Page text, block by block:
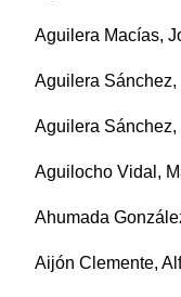
Aguilera Macías,
Aguilera
Aguilera
Aguilocho Vidal,
Ahumada
Aijón Clemente,